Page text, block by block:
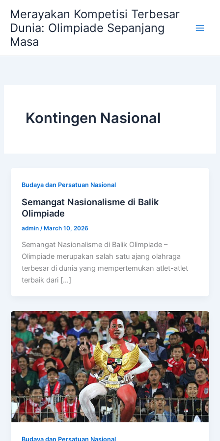
content
Merayakan Kompetisi Terbesar
Dunia: Olimpiade Sepanjang
Masa
Kontingen Nasional
Budaya dan Persatuan Nasional
Semangat Nasionalisme di Balik
Olimpiade
admin /March 10, 2026
Semangat Nasionalisme di Balik Olimpiade –
Olimpiade merupakan salah satu ajang olahraga
terbesar di dunia yang mempertemukan atlet-atlet
terbaik dari […]
Budaya dan Persatuan Nasional